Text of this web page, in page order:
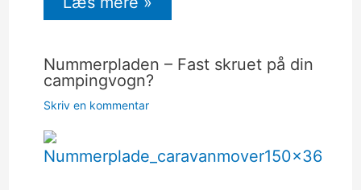
Nummerpladen – Fast skruet på din
campingvogn?
Skriv en kommentar